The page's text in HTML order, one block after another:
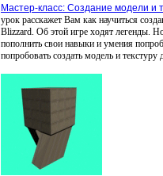
Мастер-класс: Создание модели и
урок расскажет Вам как научиться
Blizzard. Об этой игре ходят легенды.
пополнить свои навыки и умения
попробовать создать модель и